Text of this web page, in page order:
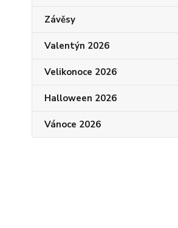
Závěsy
Valentýn 2026
Velikonoce 2026
Halloween 2026
Vánoce 2026